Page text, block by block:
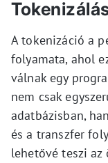
A tokenizáció a
folyamata, ahol
válnak egy
nem csak
adatbázisban,
és a transzfer
lehetővé teszi az